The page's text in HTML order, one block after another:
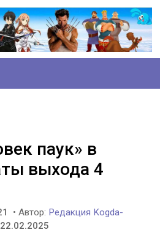
паук» в
выхода 4
• Автор: Редакция Kogda-
22.02.2025